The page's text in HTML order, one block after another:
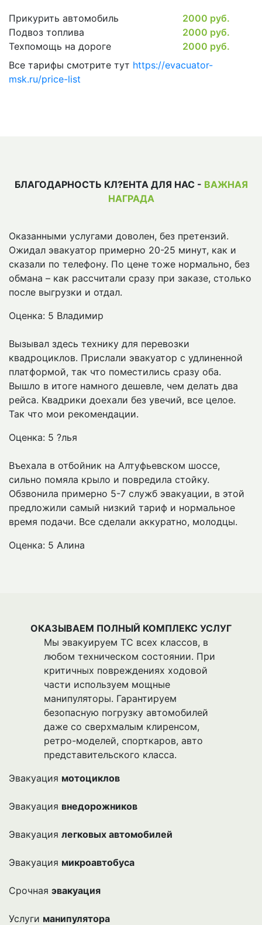
Прикурить автомобиль
2000 руб.
Подвоз топлива
2000 руб.
Техпомощь на дороге
2000 руб.
Все тарифы смотрите тут https://evacuator-
msk.ru/price-list
БЛАГОДАРНОСТЬ КЛ?ЕНТА ДЛЯ НАС - ВАЖНАЯ
НАГРАДА
Оказанными услугами доволен, без претензий.
Ожидал эвакуатор примерно 20-25 минут, как и
сказали по телефону. По цене тоже нормально, без
обмана – как рассчитали сразу при заказе, столько
после выгрузки и отдал.
Оценка: 5 Владимир
Вызывал здесь технику для перевозки
квадроциклов. Прислали эвакуатор с удлиненной
платформой, так что поместились сразу оба.
Вышло в итоге намного дешевле, чем делать два
рейса. Квадрики доехали без увечий, все целое.
Так что мои рекомендации.
Оценка: 5 ?лья
Въехала в отбойник на Алтуфьевском шоссе,
сильно помяла крыло и повредила стойку.
Обзвонила примерно 5-7 служб эвакуации, в этой
предложили самый низкий тариф и нормальное
время подачи. Все сделали аккуратно, молодцы.
Оценка: 5 Алина
ОКАЗЫВАЕМ ПОЛНЫЙ КОМПЛЕКС УСЛУГ
Мы эвакуируем ТС всех классов, в
любом техническом состоянии. При
критичных повреждениях ходовой
части используем мощные
манипуляторы. Гарантируем
безопасную погрузку автомобилей
даже со сверхмалым клиренсом,
ретро-моделей, спорткаров, авто
представительского класса.
Эвакуация мотоциклов
Эвакуация внедорожников
Эвакуация легковых автомобилей
Эвакуация микроавтобуса
Срочная эвакуация
Услуги манипулятора